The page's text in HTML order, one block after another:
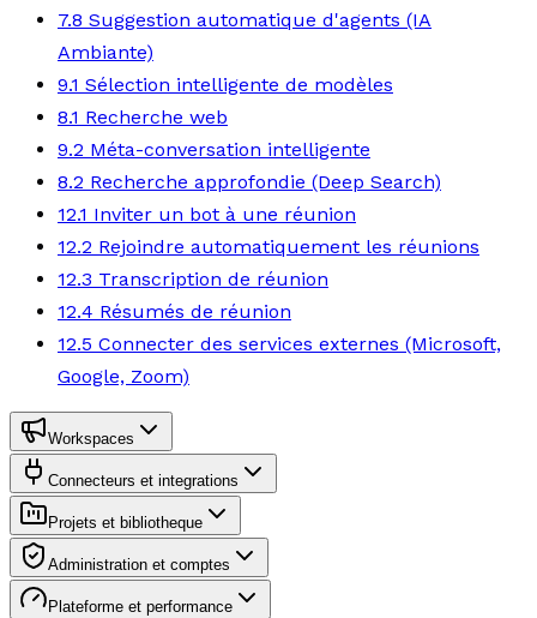
7.8 Suggestion automatique d'agents (IA
Ambiante)
9.1 Sélection intelligente de modèles
8.1 Recherche web
9.2 Méta-conversation intelligente
8.2 Recherche approfondie (Deep Search)
12.1 Inviter un bot à une réunion
12.2 Rejoindre automatiquement les réunions
12.3 Transcription de réunion
12.4 Résumés de réunion
12.5 Connecter des services externes (Microsoft,
Google, Zoom)
Workspaces
Connecteurs et integrations
Projets et bibliotheque
Administration et comptes
Plateforme et performance